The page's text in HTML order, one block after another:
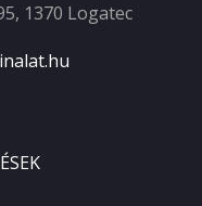
1370 Logatec